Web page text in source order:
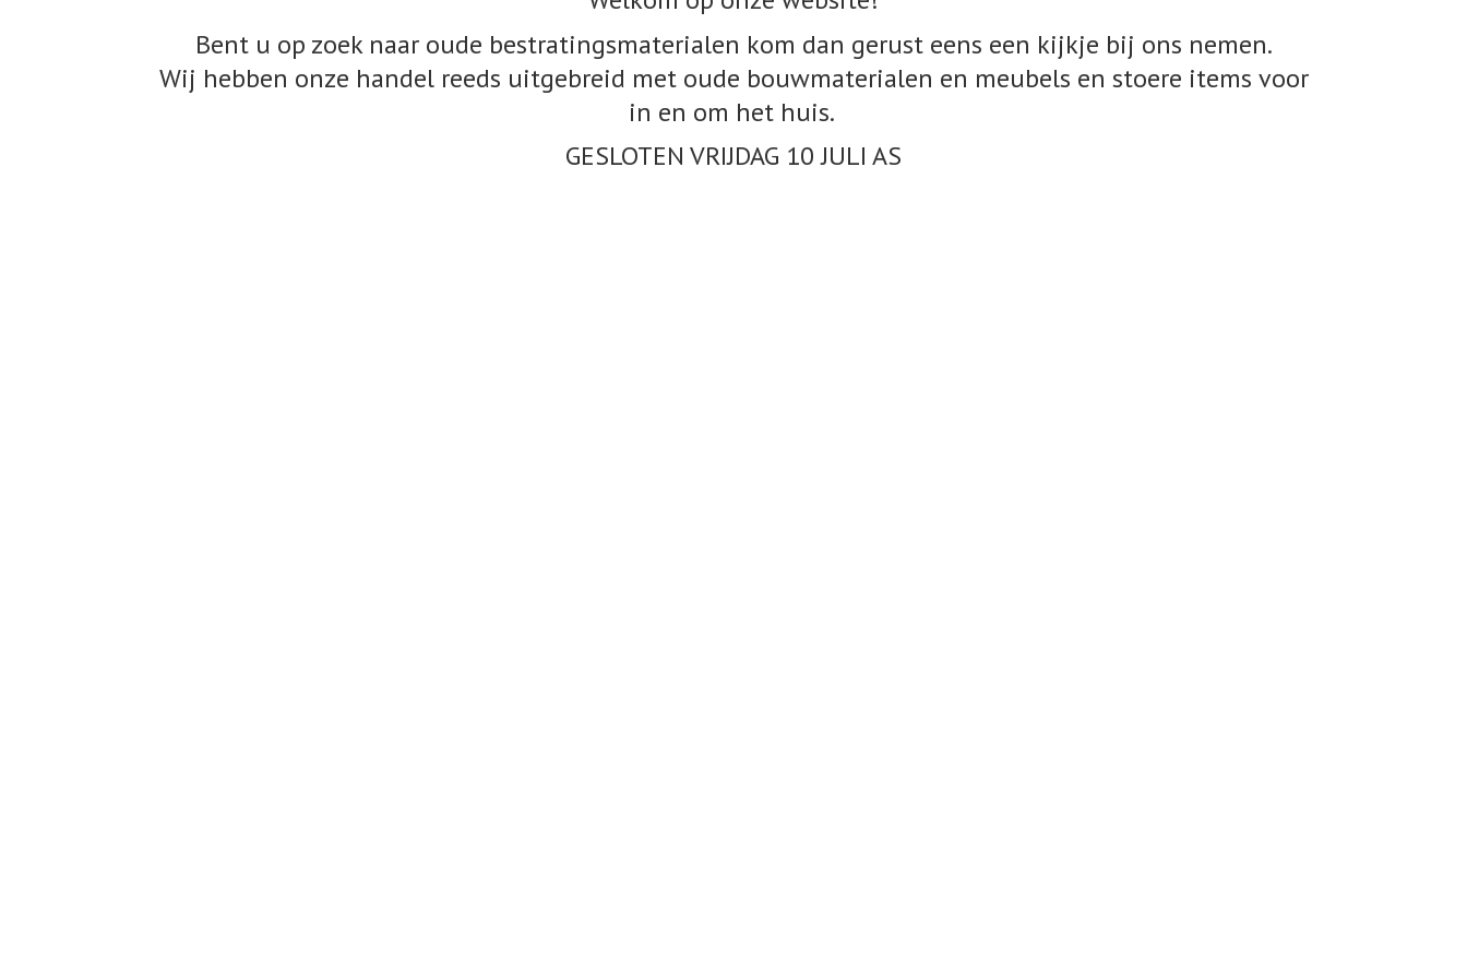
Bent u op zoek naar oude bestratingsmaterialen kom dan gerust eens een kijkje bij ons nemen.
Wij hebben onze handel reeds uitgebreid met oude bouwmaterialen en meubels en stoere items voor
in en om het huis.
GESLOTEN VRIJDAG 10JULI AS